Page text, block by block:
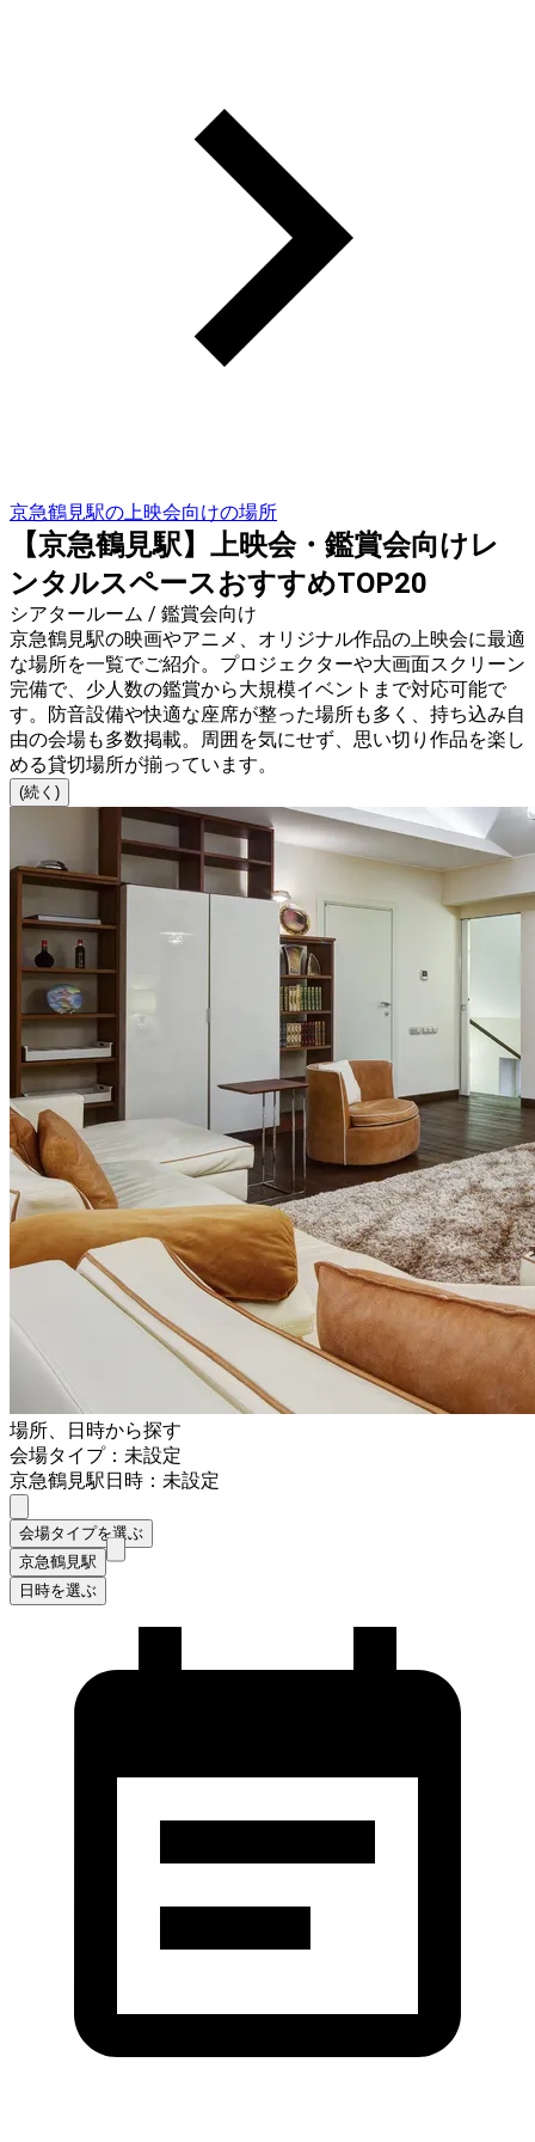
京急鶴見駅の上映会向けの場所
【京急鶴見駅】上映会・鑑賞会向けレ
ンタルスペースおすすめTOP20
シアタールーム / 鑑賞会向け
京急鶴見駅の映画やアニメ、オリジナル作品の上映会に最適
な場所を一覧でご紹介。プロジェクターや大画面スクリーン
完備で、少人数の鑑賞から大規模イベントまで対応可能で
す。防音設備や快適な座席が整った場所も多く、持ち込み自
由の会場も多数掲載。周囲を気にせず、思い切り作品を楽し
める貸切場所が揃っています。
(続く)
場所、日時から探す
会場タイプ：未設定
京急鶴見駅日時：未設定
会場タイプを選ぶ
京急鶴見駅
日時を選ぶ